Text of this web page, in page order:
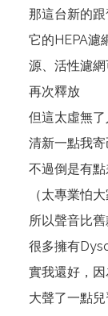
那這台新的
它的HEPA濾
源、活性濾
再次釋放
但這太虛無
清新一點我
不過倒是有
（太專業怕
所以聲音比
很多擁有
實我還好，
大聲了一點